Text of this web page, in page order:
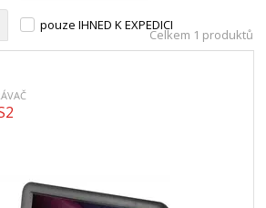
pouze IHNED K EXPEDICI
Celkem 1 produktů